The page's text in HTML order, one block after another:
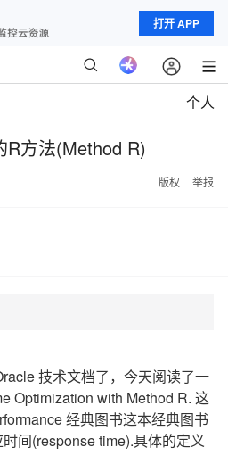
打开 APP
个人
方法(Method R)
版权 举报
技术文档了，今天阅读了一
Optimization with Method R. 这
经典图书这本经典图书
间(response time).具体的定义